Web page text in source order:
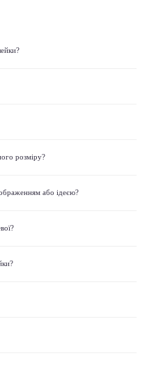
розміру?
або ідеєю?